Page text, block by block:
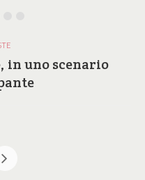
in uno scenario